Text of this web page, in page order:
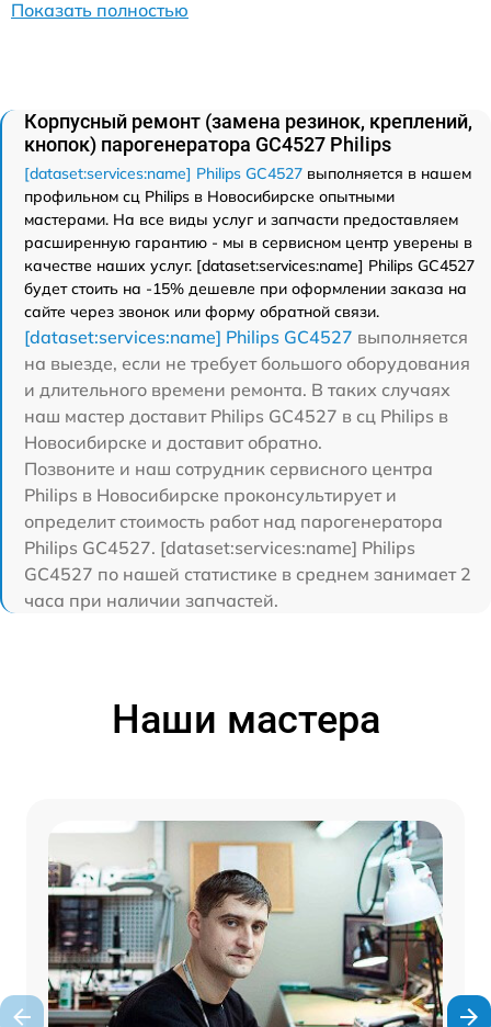
Показать полностью
Корпусный ремонт (замена резинок, креплений,
кнопок) парогенератора GC4527 Philips
[dataset:services:name] Philips GC4527 выполняется в нашем
профильном сц Philips в Новосибирске опытными
мастерами. На все виды услуг и запчасти предоставляем
расширенную гарантию - мы в сервисном центр уверены в
качестве наших услуг. [dataset:services:name] Philips GC4527
будет стоить на -15% дешевле при оформлении заказа на
сайте через звонок или форму обратной связи.
[dataset:services:name] Philips GC4527 выполняется
на выезде, если не требует большого оборудования
и длительного времени ремонта. В таких случаях
наш мастер доставит Philips GC4527 в сц Philips в
Новосибирске и доставит обратно.
Позвоните и наш сотрудник сервисного центра
Philips в Новосибирске проконсультирует и
определит стоимость работ над парогенератора
Philips GC4527. [dataset:services:name] Philips
GC4527 по нашей статистике в среднем занимает 2
часа при наличии запчастей.
Наши мастера